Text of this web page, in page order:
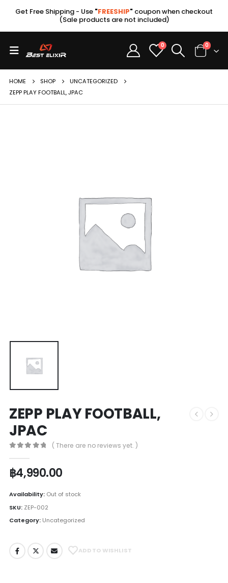
Get Free Shipping - Use "FREESHIP" coupon when checkout
(Sale products are not included)
0 0
HOME SHOP
UNCATEGORIZED
ZEPP PLAY FOOTBALL, JPAC
ZEPP PLAY FOOTBALL,
JPAC
( There are no reviews yet. )
฿4,990.00
Availability: Out of stock
SKU: ZEP-002
Category: Uncategorized
ADD TO WISHLIST